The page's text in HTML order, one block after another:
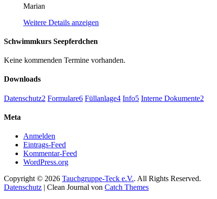
Marian
Weitere Details anzeigen
Schwimmkurs Seepferdchen
Keine kommenden Termine vorhanden.
Downloads
Datenschutz2 Formulare6 Füllanlage4 Info5 Interne Dokumente2
Meta
Anmelden
Eintrags-Feed
Kommentar-Feed
WordPress.org
Copyright © 2026 Tauchgruppe-Teck e.V.. All Rights Reserved.
Datenschutz | Clean Journal von Catch Themes